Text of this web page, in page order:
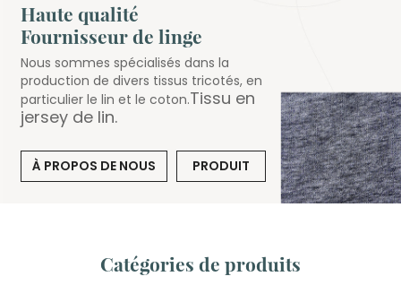
Haute qualité
Fournisseur de linge
Nous sommes spécialisés dans la
production de divers tissus tricotés, en
particulier le lin et le coton.Tissu en
jersey de lin.
À PROPOS DE NOUS PRODUIT
Catégories de produits